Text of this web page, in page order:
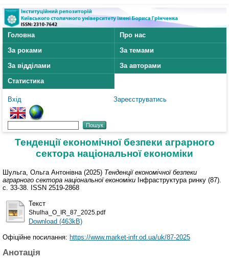
Головна
Про нас
За роками
За темами
За відділами
За авторами
Статистика
Вхід Зареєструватись
Тенденції економічної безпеки аграрного
сектора національної економіки
Шульга, Ольга Антонівна (2025) Тенденції економічної безпеки
аграрного сектора національної економіки Інфраструктура ринку (87).
с. 33-38. ISSN 2519-2868
Текст
Shulha_O_ІR_87_2025.pdf
Download (463kB)
Офіційне посилання: https://www.market-infr.od.ua/uk/87-2025
Анотація